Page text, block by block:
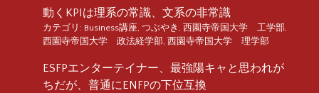
動くKPIは理系の常識、文系の非常識
カテゴリ: Business講座 つぶやき 西園寺帝国大学 工学部
西園寺帝国大学 政法経学部 西園寺帝国大学 理学部
ESFPエンターテイナー、最強陽キャと思われが
ちだが、普通にENFPの下位互換